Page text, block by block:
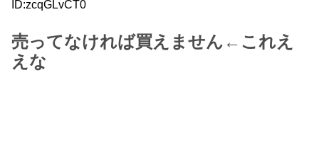
ID:zcqGLvCT0
売ってなければ買えません←これえ
えな